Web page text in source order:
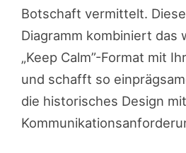
Botschaft vermittelt.
Diagramm kombiniert das
„Keep Calm”-Format mit
und schafft so
die historisches Design